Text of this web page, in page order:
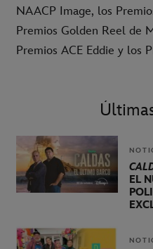
NAACP Image, los
Premios Golden Reel de
Premios ACE Eddie y los
EL